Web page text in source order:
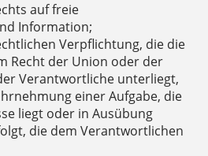
auf freie
Information;
Verpflichtung, die die
Recht der Union oder der
Verantwortliche unterliegt,
einer Aufgabe, die
liegt oder in Ausübung
die dem Verantwortlichen